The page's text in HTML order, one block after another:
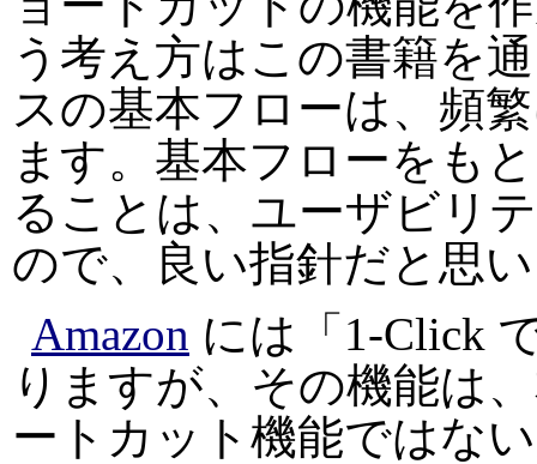
う考え方はこの書籍を
スの基本フローは、頻
ます。基本フローをも
ることは、ユーザビリ
ので、良い指針だと思
Amazon には「1-Click
りますが、その機能は
ートカット機能ではな